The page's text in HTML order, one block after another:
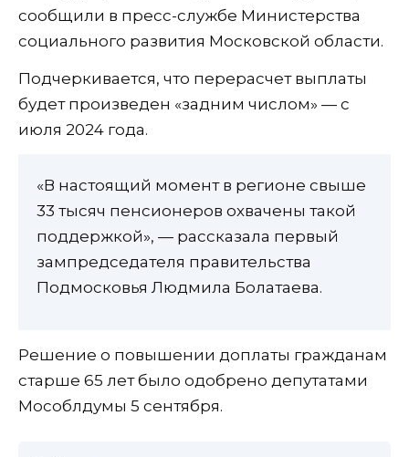
сообщили в пресс-службе Министерства
социального развития Московской области.
Подчеркивается, что перерасчет выплаты
будет произведен «задним числом» — с
июля 2024 года.
«В настоящий момент в регионе свыше
33 тысяч пенсионеров охвачены такой
поддержкой», — рассказала первый
зампредседателя правительства
Подмосковья Людмила Болатаева.
Решение о повышении доплаты гражданам
старше 65 лет было одобрено депутатами
Мособлдумы 5 сентября.